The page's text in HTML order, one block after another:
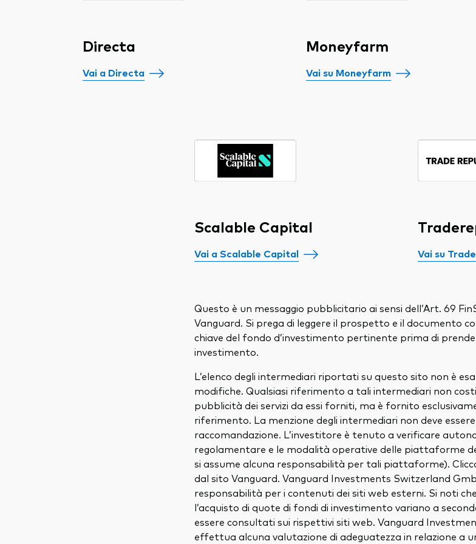
Directa
Vai a Directa
Moneyfarm
Vai su Moneyfarm
Scalable Capital
Vai a Scalable Capital Vai su
Questo è un messaggio pubblicitario ai sensi dell’Art. 69
Vanguard. Si prega di leggere il prospetto e il documento
chiave del fondo d’investimento pertinente prima di
investimento.
L’elenco degli intermediari riportati su questo sito non è
modifiche. Qualsiasi riferimento a tali intermediari non
pubblicità dei servizi da essi forniti, ma è fornito
riferimento. La menzione degli intermediari non deve
raccomandazione. L’investitore è tenuto a verificare
regolamentare e le modalità operative delle piattaforme
si assume alcuna responsabilità per tali piattaforme).
dal sito Vanguard. Vanguard Investments Switzerland
responsabilità per i contenuti dei siti web esterni. Si noti
l’acquisto di quote di fondi di investimento variano a
essere consultati sui rispettivi siti web. Vanguard
effettua alcuna valutazione di adeguatezza in relazione a